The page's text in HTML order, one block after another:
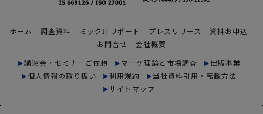
ホーム 調査資料 ミックITリポート プレスリリース
資料お申込
お問合せ
会社概要
講演会・セミナーご依頼
マーケ理論と市場調査
出版事業
個人情報の取り扱い
利用規約
当社資料引用・転載方法
サイトマップ